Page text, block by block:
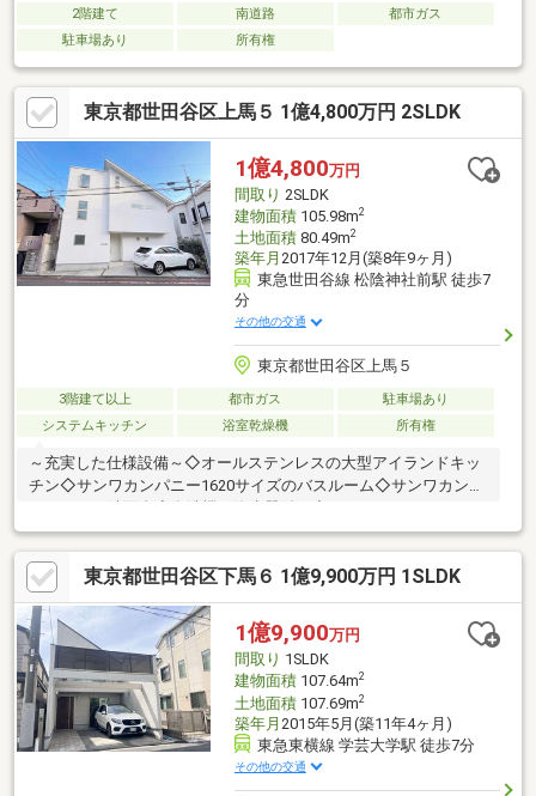
2階建て 南道路
都市ガス
駐車場あり
所有権
東京都世田谷区上馬５ 1億4,800万円 2SLDK
1億4,800万円
間取り 2SLDK
建物面積105.98m2
土地面積80.49m2
築年月 2017年12月(築8年9ヶ月)
東急世田谷線 松陰神社前駅 徒歩7
分
その他の交通
東京都世田谷区上馬５
3階建て以上 都市ガス
駐車場あり
システムキッチン
浴室乾燥機 所有権
～充実した仕様設備～◇オールステンレスの大型アイランドキッ
チン◇サンワカンパニー1620サイズのバスルーム◇サンワカンパ
イプタンクレストイレこだわりの詰まった素敵な注文住宅です。
閑静な住宅エリアながら「三軒茶屋」駅や「駒沢大学」駅も徒歩
圏内、スーパーやコンビニ等も点在しており、生活利便性が高い
住環境です。まずはお気軽に現地をご覧下さいませ。物件の詳細
について、ご見学希望のお客様は下記番号までお気軽にご連絡下
さい。お問い合わせ専用フリーダイヤル 【0120-104-633】
東京都世田谷区下馬６ 1億9,900万円 1SLDK
1億9,900万円
間取り 1SLDK
建物面積107.64m2
土地面積107.69m2
築年月 2015年5月(築11年4ヶ月)
東急東横線 学芸大学駅 徒歩7分
その他の交通